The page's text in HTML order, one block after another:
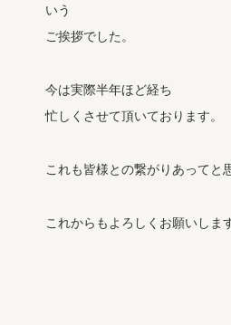
いう
ご挨拶でした。
今は実際半年ほど経ち
忙しくさせて頂いております。
これも皆様との繋がりあってと
これからもよろしくお願いしま